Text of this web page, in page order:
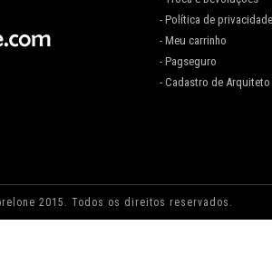
- Política de privacidade
- Meu carrinho
- Pagseguro
- Cadastro de Arquiteto
2015. Todos os direitos reservados.